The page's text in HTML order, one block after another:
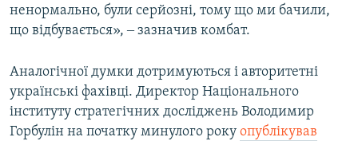
ненормально, були серйозні, тому що ми бачили,
що відбувається», ‒ зазначив комбат.
Аналогічної думки дотримуються і авторитетні
українські фахівці. Директор Національного
інституту стратегічних досліджень Володимир
Горбулін на початку минулого року опублікував